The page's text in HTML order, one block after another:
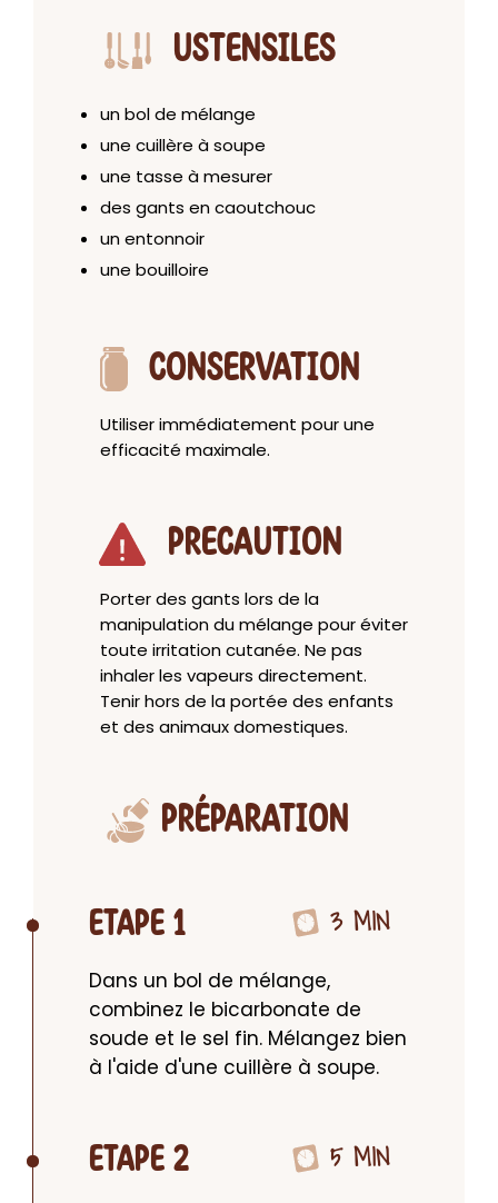
USTENSILES
un bol de mélange
une cuillère à soupe
une tasse à mesurer
des gants en caoutchouc
un entonnoir
une bouilloire
CONSERVATION
Utiliser immédiatement pour une
efficacité maximale.
PRECAUTION
Porter des gants lors de la
manipulation du mélange pour éviter
toute irritation cutanée. Ne pas
inhaler les vapeurs directement.
Tenir hors de la portée des enfants
et des animaux domestiques.
PRÉPARATION
ETAPE 1 3 MIN
Dans un bol de mélange,
combinez le bicarbonate de
soude et le sel fin. Mélangez bien
à l'aide d'une cuillère à soupe.
ETAPE 2 5 MIN